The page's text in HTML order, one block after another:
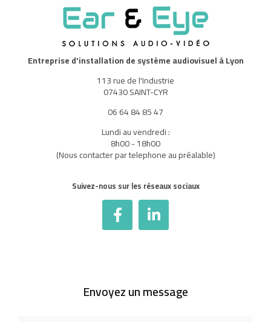
Entreprise d'installation de système audiovisuel à Lyon
113 rue de l'Industrie
07430 SAINT-CYR
06 64 84 85 47
Lundi au vendredi :
8h00 - 18h00
(Nous contacter par telephone au préalable)
Suivez-nous sur les réseaux sociaux
Envoyez un message